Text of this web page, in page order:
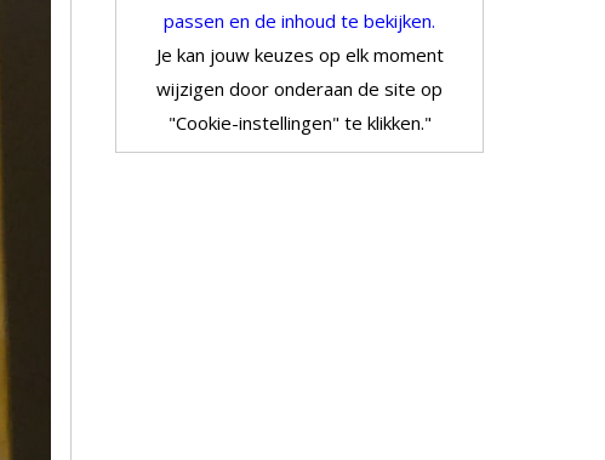
passen en de inhoud te bekijken.
Je kan jouw keuzes op elk moment
wijzigen door onderaan de site op
"Cookie-instellingen" te klikken."